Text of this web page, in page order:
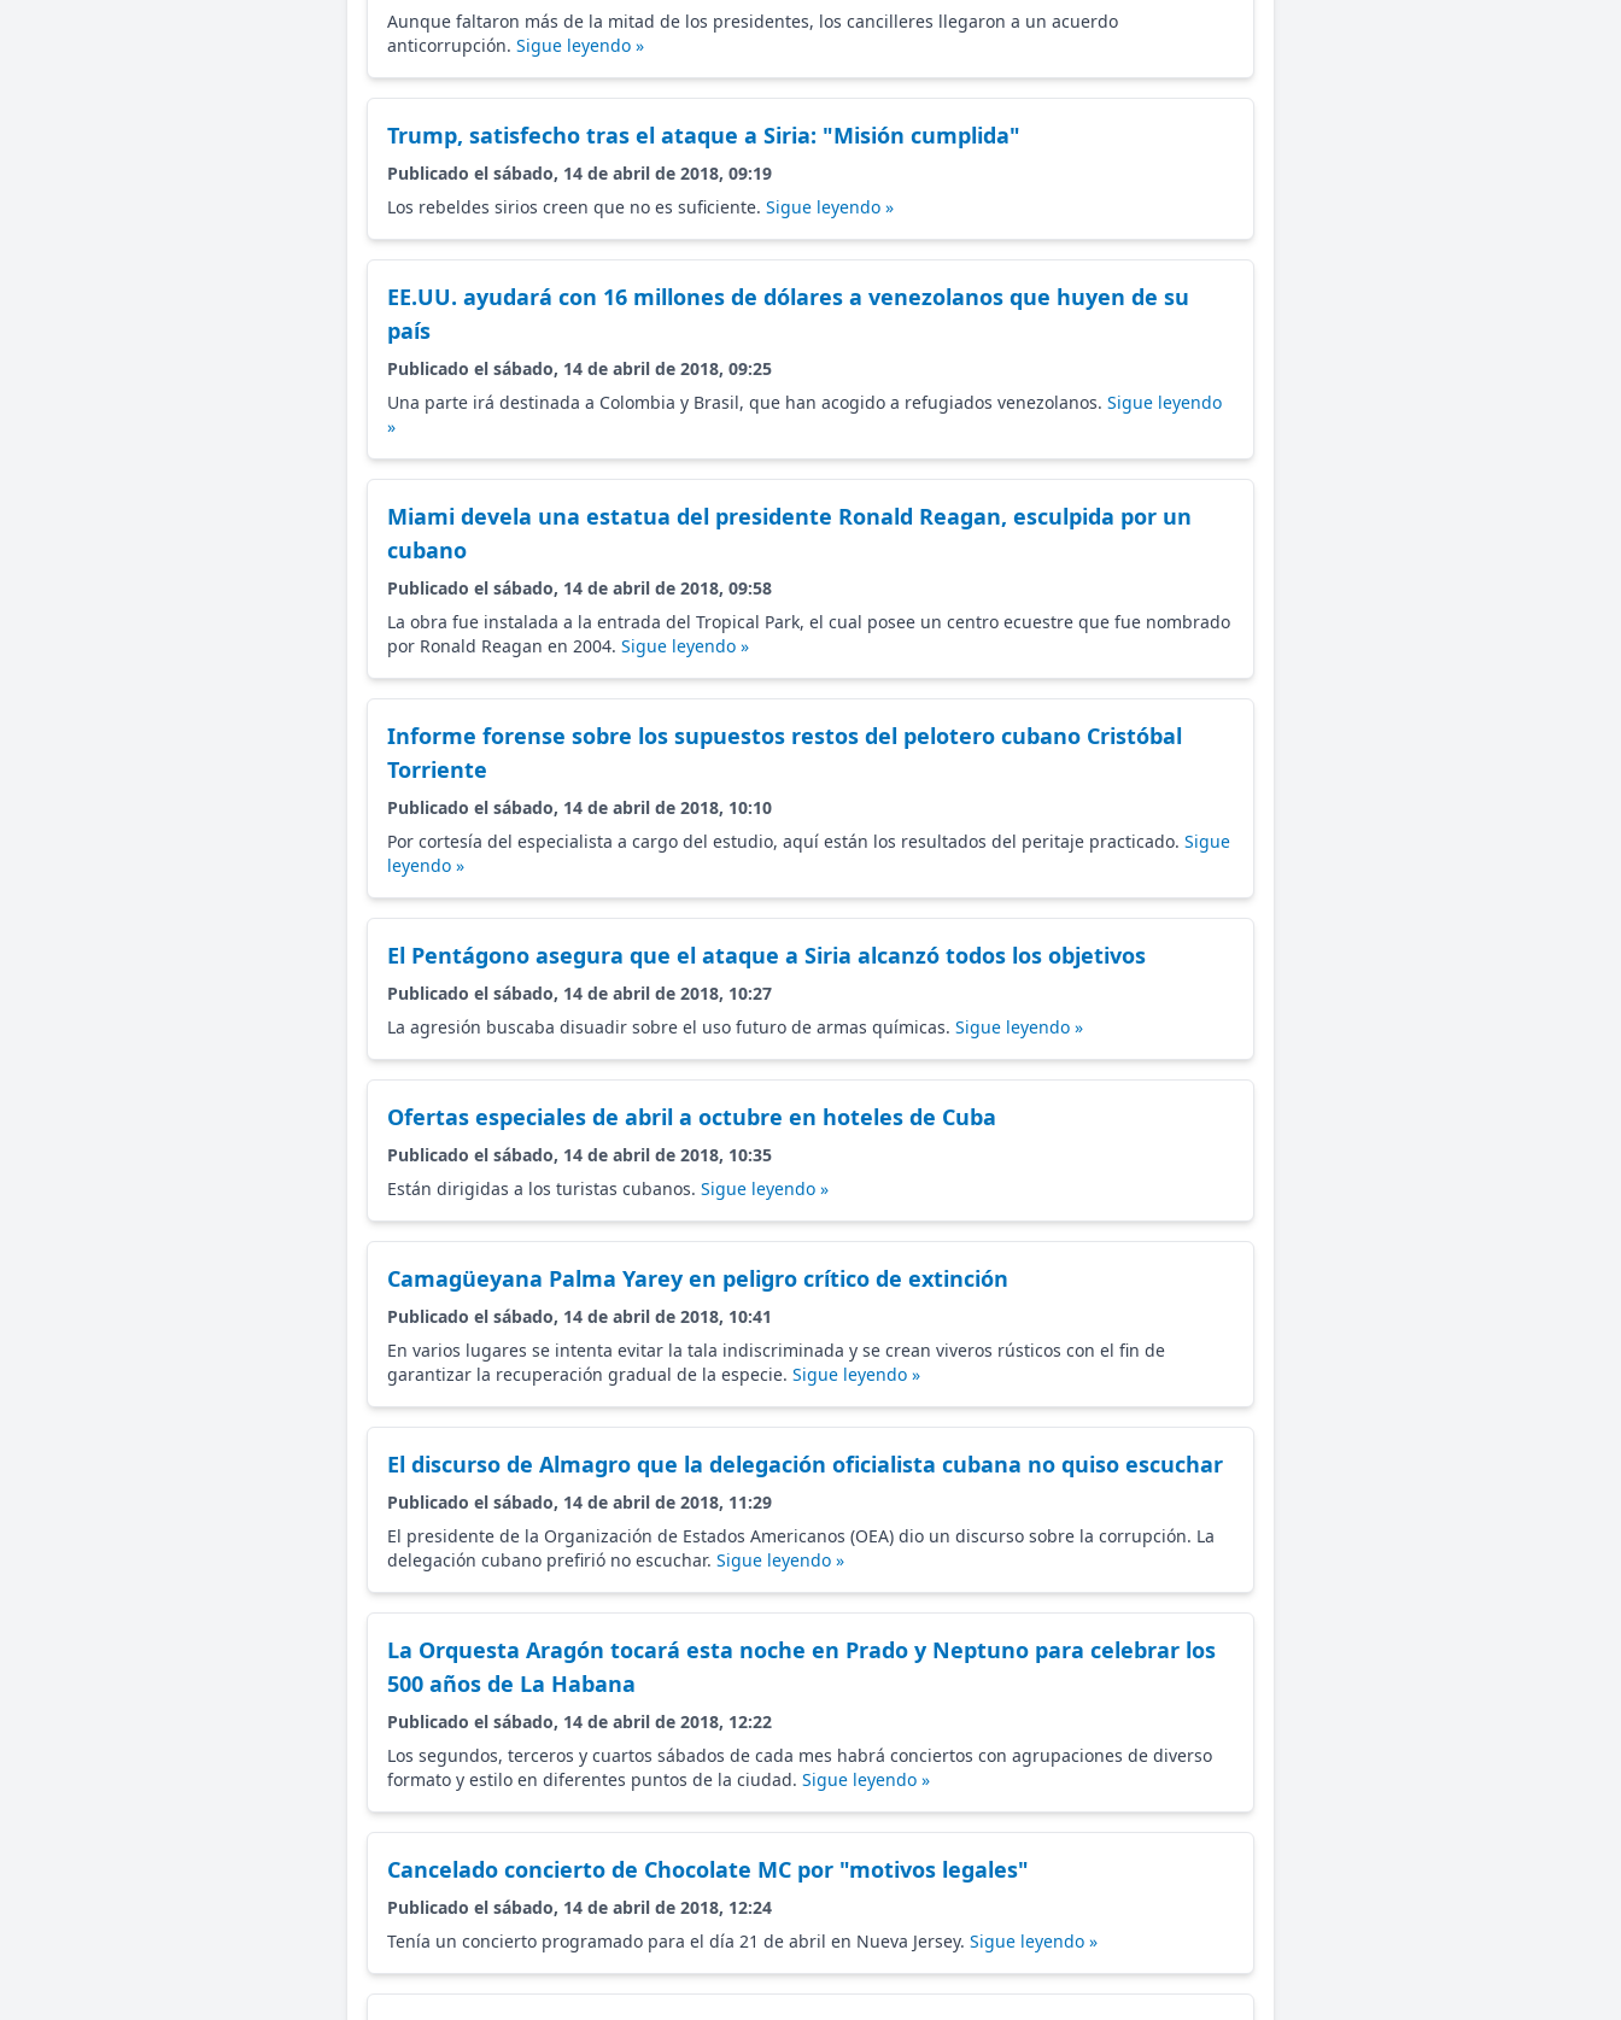
Aunque faltaron más de la mitad de los presidentes, los cancilleres llegaron a un acuerdo
anticorrupción. Sigue leyendo »
Trump, satisfecho tras el ataque a Siria: "Misión cumplida"
Publicado el sábado, 14 de abril de 2018, 09:19
Los rebeldes sirios creen que no es suficiente. Sigue leyendo »
EE.UU. ayudará con 16 millones de dólares a venezolanos que huyen de su
país
Publicado el sábado, 14 de abril de 2018, 09:25
Una parte irá destinada a Colombia y Brasil, que han acogido a refugiados venezolanos. Sigue leyendo
»
Miami devela una estatua del presidente Ronald Reagan, esculpida por un
cubano
Publicado el sábado, 14 de abril de 2018, 09:58
La obra fue instalada a la entrada del Tropical Park, el cual posee un centro ecuestre que fue nombrado
por Ronald Reagan en 2004. Sigue leyendo »
Informe forense sobre los supuestos restos del pelotero cubano Cristóbal
Torriente
Publicado el sábado, 14 de abril de 2018, 10:10
Por cortesía del especialista a cargo del estudio, aquí están los resultados del peritaje practicado. Sigue
leyendo »
El Pentágono asegura que el ataque a Siria alcanzó todos los objetivos
Publicado el sábado, 14 de abril de 2018, 10:27
La agresión buscaba disuadir sobre el uso futuro de armas químicas. Sigue leyendo »
Ofertas especiales de abril a octubre en hoteles de Cuba
Publicado el sábado, 14 de abril de 2018, 10:35
Están dirigidas a los turistas cubanos. Sigue leyendo »
Camagüeyana Palma Yarey en peligro crítico de extinción
Publicado el sábado, 14 de abril de 2018, 10:41
En varios lugares se intenta evitar la tala indiscriminada y se crean viveros rústicos con el fin de
garantizar la recuperación gradual de la especie. Sigue leyendo »
El discurso de Almagro que la delegación oficialista cubana no quiso escuchar
Publicado el sábado, 14 de abril de 2018, 11:29
El presidente de la Organización de Estados Americanos (OEA) dio un discurso sobre la corrupción. La
delegación cubano prefirió no escuchar. Sigue leyendo »
La Orquesta Aragón tocará esta noche en Prado y Neptuno para celebrar los
500 años de La Habana
Publicado el sábado, 14 de abril de 2018, 12:22
Los segundos, terceros y cuartos sábados de cada mes habrá conciertos con agrupaciones de diverso
formato y estilo en diferentes puntos de la ciudad. Sigue leyendo »
Cancelado concierto de Chocolate MC por "motivos legales"
Publicado el sábado, 14 de abril de 2018, 12:24
Tenía un concierto programado para el día 21 de abril en Nueva Jersey. Sigue leyendo »